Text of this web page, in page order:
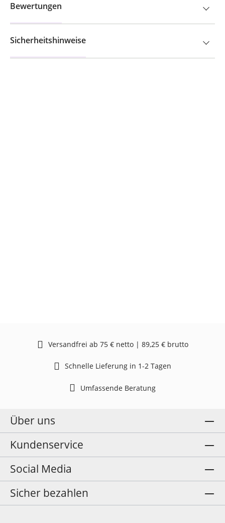
Bewertungen
Sicherheitshinweise
Versandfrei ab 75 € netto | 89,25 € brutto
Schnelle Lieferung in 1-2 Tagen
Umfassende Beratung
Über uns
Kundenservice
Social Media
Sicher bezahlen